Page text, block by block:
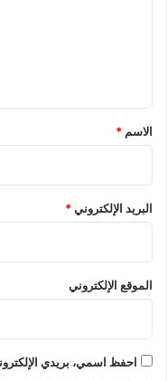
*
الاسم *
البريد الإلكتروني*
الموقع الإلكتروني
احفظ اسمي، بريدي